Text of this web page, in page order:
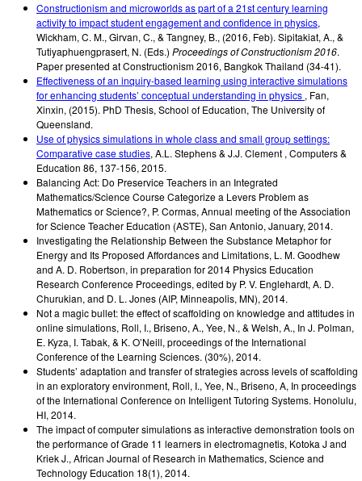
Constructionism and microworlds as part of a 21st century learning
activity to impact student engagement and confidence in physics,
Wickham, C. M., Girvan, C., & Tangney, B., (2016, Feb). Sipitakiat, A., &
Tutiyaphuengprasert, N. (Eds.) Proceedings of Constructionism 2016.
Paper presented at Constructionism 2016, Bangkok Thailand (34-41).
Effectiveness of an inquiry-based learning using interactive simulations
for enhancing students’ conceptual understanding in physics , Fan,
Xinxin, (2015). PhD Thesis, School of Education, The University of
Queensland.
Use of physics simulations in whole class and small group settings:
Comparative case studies, A.L. Stephens & J.J. Clement , Computers &
Education 86, 137-156, 2015.
Balancing Act: Do Preservice Teachers in an Integrated
Mathematics/Science Course Categorize a Levers Problem as
Mathematics or Science?, P. Cormas, Annual meeting of the Association
for Science Teacher Education (ASTE), San Antonio, January, 2014.
Investigating the Relationship Between the Substance Metaphor for
Energy and Its Proposed Affordances and Limitations, L. M. Goodhew
and A. D. Robertson, in preparation for 2014 Physics Education
Research Conference Proceedings, edited by P. V. Englehardt, A. D.
Churukian, and D. L. Jones (AIP, Minneapolis, MN), 2014.
Not a magic bullet: the effect of scaffolding on knowledge and attitudes in
online simulations, Roll, I., Briseno, A., Yee, N., & Welsh, A., In J. Polman,
E. Kyza, I. Tabak, & K. O’Neill, proceedings of the International
Conference of the Learning Sciences. (30%), 2014.
Students’ adaptation and transfer of strategies across levels of scaffolding
in an exploratory environment, Roll, I., Yee, N., Briseno, A, In proceedings
of the International Conference on Intelligent Tutoring Systems. Honolulu,
HI, 2014.
The impact of computer simulations as interactive demonstration tools on
the performance of Grade 11 learners in electromagnetis, Kotoka J and
Kriek J., African Journal of Research in Mathematics, Science and
Technology Education 18(1), 2014.